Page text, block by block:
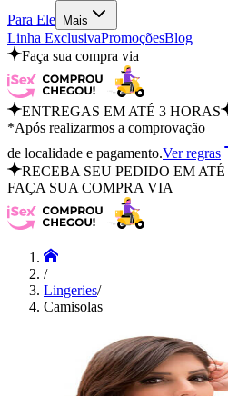
Para Ele
Mais
Linha ExclusivaPromoçõesBlog
Faça sua compra via
ENTREGAS EM ATÉ 3 HORAS
*Após realizarmos a comprovação
de localidade e pagamento.Ver regras
RECEBA SEU PEDIDO EM ATÉ
FAÇA SUA COMPRA VIA
/
Lingeries/
Camisolas